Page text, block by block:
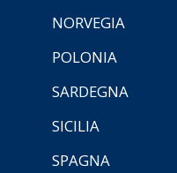
NORVEGIA
POLONIA
SARDEGNA
SICILIA
SPAGNA